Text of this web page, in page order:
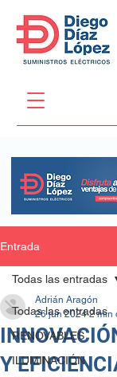
Entrada
Todas las entradas
RENOVABLES
ILUMINACIÓN
Todas las entradas
Y
Adrián Aragón
26 jun 2024 2 min